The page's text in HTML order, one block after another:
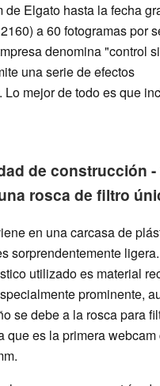
de Elgato hasta la fecha
a 60 fotogramas por
denomina "control
una serie de efectos
Lo mejor de todo es que
de construcción -
rosca de filtro
en una carcasa de
sorprendentemente
utilizado es material
prominente,
se debe a la rosca para
que es la primera